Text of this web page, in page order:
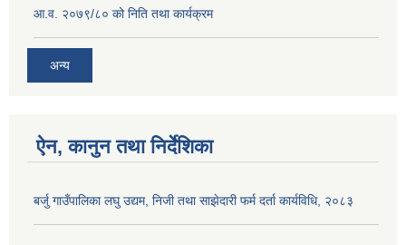
आ.व. २०७९/८० को निति तथा कार्यक्रम
अन्य
ऐन, कानुन तथा निर्देशिका
बर्जु गाउँपालिका लघु उद्यम, निजी तथा साझेदारी फर्म दर्ता कार्यविधि, २०८३